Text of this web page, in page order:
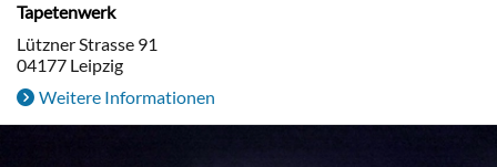
Tapetenwerk
Lützner Strasse 91
04177 Leipzig
Weitere Informationen